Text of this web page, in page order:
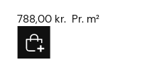
788,00 kr. Pr. m²